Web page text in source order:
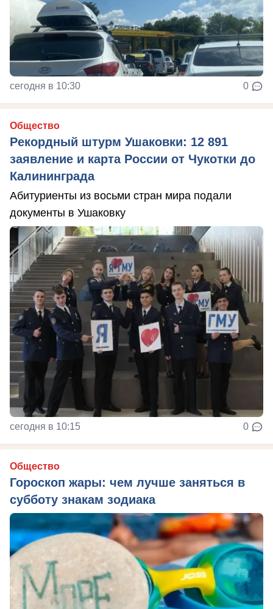
сегодня в 10:30 0
Общество
Рекордный штурм Ушаковки: 12 891
заявление и карта России от Чукотки до
Калининграда
Абитуриенты из восьми стран мира подали
документы в Ушаковку
сегодня в 10:15 0
Общество
Гороскоп жары: чем лучше заняться в
субботу знакам зодиака